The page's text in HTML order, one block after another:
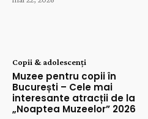
Copii & adolescenți
Muzee pentru copii în
București – Cele mai
interesante atracții de la
„Noaptea Muzeelor” 2026